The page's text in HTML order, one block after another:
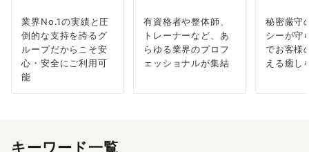
業界No.1の実績と圧
倒的な支持を誇るグ
ループだからこそ安
心・安全にご利用可
能
有資格者や整体師、
トレーナーなど、あ
らゆる業界のプロフ
ェッショナルが集結
秘密厳守
シーが守
でお客様
える癒し
キーワード一覧